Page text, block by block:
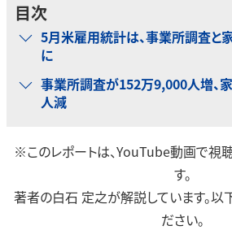
目次
5月米雇用統計は、事業所調査と
に
事業所調査が152万9,000人増、
人減
※このレポートは、YouTube動画で視
す。
著者の白石 定之が解説しています。以
ださい。